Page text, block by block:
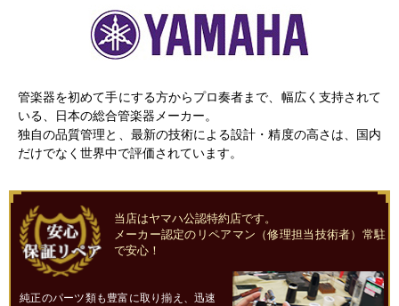
管楽器を初めて手にする方からプロ奏者まで、幅広く支持されて
いる、日本の総合管楽器メーカー。
独自の品質管理と、最新の技術による設計・精度の高さは、国内
だけでなく世界中で評価されています。
当店はヤマハ公認特約店です。
メーカー認定のリペアマン（修理担当技術者）常駐
で安心！
純正のパーツ類も豊富に取り揃え、迅速